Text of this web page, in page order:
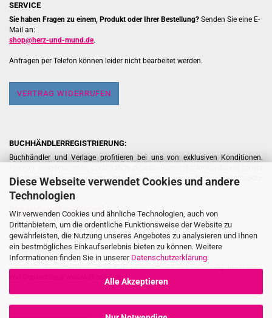
Diese Webseite verwendet Cookies und andere
Technologien
Wir verwenden Cookies und ähnliche Technologien, auch von
Drittanbietern, um die ordentliche Funktionsweise der Website zu
gewährleisten, die Nutzung unseres Angebotes zu analysieren und Ihnen
ein bestmögliches Einkaufserlebnis bieten zu können. Weitere
Informationen finden Sie in unserer Datenschutzerklärung.
Alle Akzeptieren
SERVICE
Sie haben Fragen zu einem, Produkt oder Ihrer Bestellung? Senden Sie eine E-
Mail an:
shop@herz-und-mund.de.
Anfragen per Telefon können leider nicht bearbeitet werden.
VERTRAG WIDERRUFEN
BUCHHÄNDLERREGISTRIERUNG:
Buchhändler und Verlage profitieren bei uns von exklusiven Konditionen.
rabattierte Aktionsangebote, da diese einer gesonderten Preisstruktur
[ Hier geht's zur Registrierung ]
VERSANDKOSTENFREI
Ab einem Warenwert von35,00 EURversenden wir Ihre Bestellung innerhalb
versandkostenfrei.